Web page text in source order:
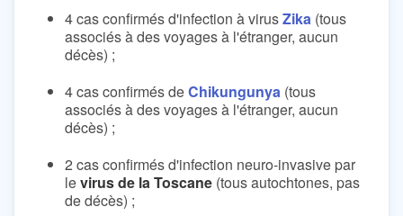
4 cas confirmés d'infection à virusZika (tous
associés à des voyages à l'étranger, aucun
décès) ;
4 cas confirmés deChikungunya (tous
associés à des voyages à l'étranger, aucun
décès) ;
2 cas confirmés d'infection neuro-invasive par
levirus de la Toscane (tous autochtones, pas
de décès) ;